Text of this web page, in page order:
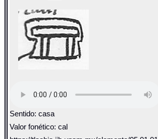
Sentido: casa
Valor fonético: cal